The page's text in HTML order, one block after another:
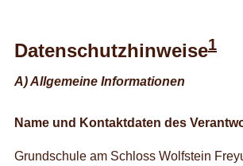
Datenschutzhinweise1
A) Allgemeine Informationen
Name und Kontaktdaten des
Grundschule am Schloss Wolfstein